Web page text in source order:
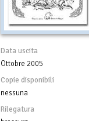
Data uscita
Ottobre 2005
Copie disponibili
nessuna
Rilegatura